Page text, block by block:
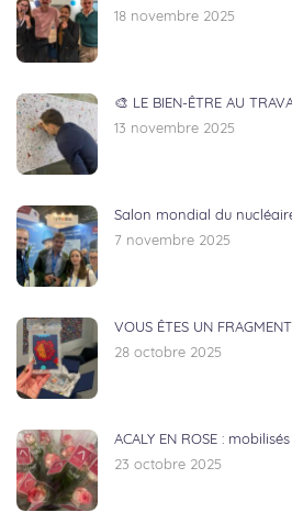
18 novembre 2025
🎨 LE BIEN-ÊTRE AU
13 novembre 2025
Salon mondial du
7 novembre 2025
VOUS ÊTES UN
28 octobre 2025
ACALY EN ROSE :
23 octobre 2025